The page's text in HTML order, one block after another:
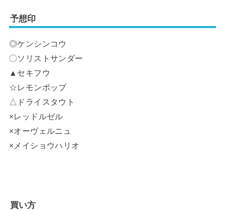
予想印
◎ケンシンコウ
〇ソリストサンダー
▲セキフウ
☆レモンポップ
△ドライスタウト
×レッドルゼル
×オーヴェルニュ
×メイショウハリオ
買い方